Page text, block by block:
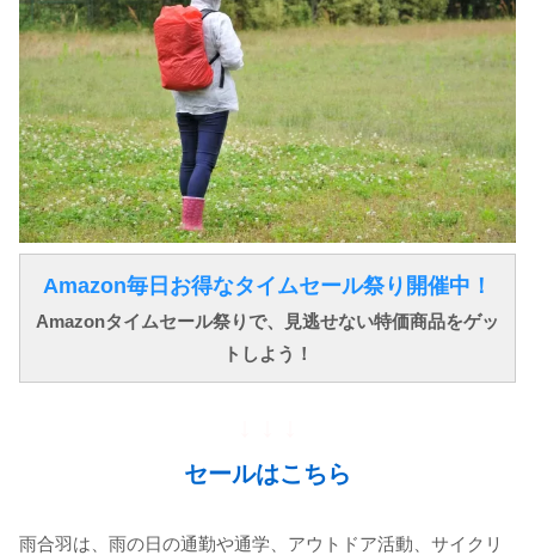
Amazon毎日お得なタイムセール祭り開催中！
Amazonタイムセール祭りで、見逃せない特価商品をゲッ
トしよう！
セールはこちら
雨合羽は、雨の日の通勤や通学、アウトドア活動、サイクリ